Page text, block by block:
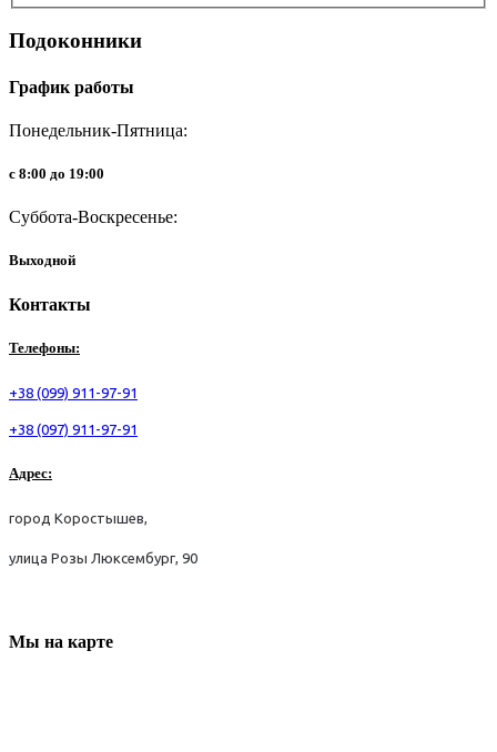
Подоконники
График работы
Понедельник-Пятница:
с 8:00 до 19:00
Суббота-Воскресенье:
Выходной
Контакты
Телефоны:
+38 (099) 911-97-91
+38 (097) 911-97-91
Адрес:
город Коростышев,
улица Розы Люксембург, 90
Мы на карте